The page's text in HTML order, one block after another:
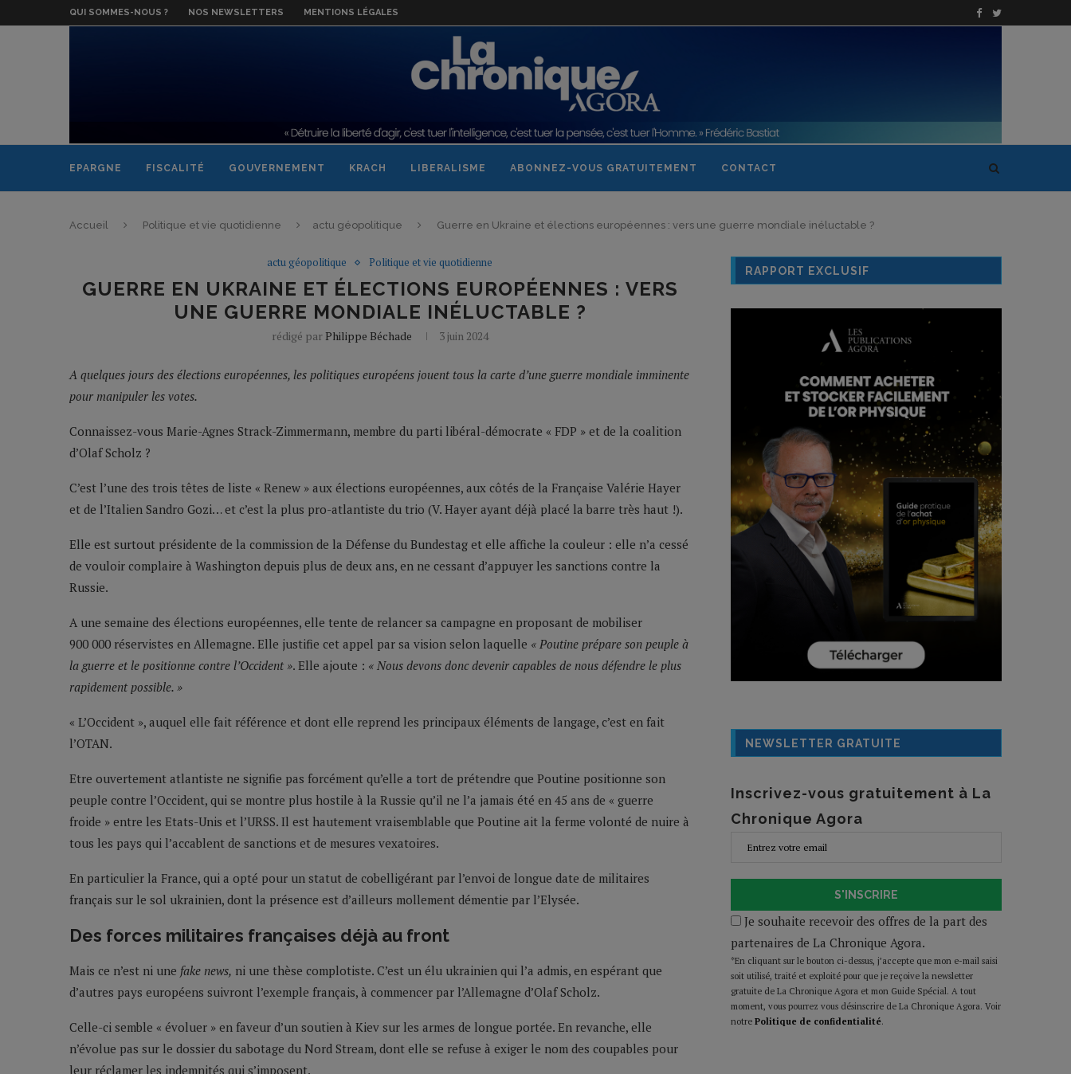
QUI SOMMES-NOUS ? NOS NEWSLETTERS MENTIONS LÉGALES
EPARGNE FISCALITÉ GOUVERNEMENT KRACH LIBERALISME ABONNEZ-VOUS GRATUITEMENT CONTACT
Accueil Politique et vie quotidienne actu géopolitique Guerre en Ukraine et élections européennes : vers une guerre mondiale inéluctable ?
actu géopolitique Politique et vie quotidienne
GUERRE EN UKRAINE ET ÉLECTIONS EUROPÉENNES : VERS
UNE GUERRE MONDIALE INÉLUCTABLE ?
rédigé par Philippe Béchade 3 juin 2024
A quelques jours des élections européennes, les politiques européens jouent tous la carte d’une guerre mondiale imminente
pour manipuler les votes.
Connaissez-vous Marie-Agnes Strack-Zimmermann, membre du parti libéral-démocrate « FDP » et de la coalition
d’Olaf Scholz ?
C’est l’une des trois têtes de liste « Renew » aux élections européennes, aux côtés de la Française Valérie Hayer
et de l’Italien Sandro Gozi… et c’est la plus pro-atlantiste du trio (V. Hayer ayant déjà placé la barre très haut !).
Elle est surtout présidente de la commission de la Défense du Bundestag et elle affiche la couleur : elle n’a cessé
de vouloir complaire à Washington depuis plus de deux ans, en ne cessant d’appuyer les sanctions contre la
Russie.
A une semaine des élections européennes, elle tente de relancer sa campagne en proposant de mobiliser
900 000 réservistes en Allemagne. Elle justifie cet appel par sa vision selon laquelle « Poutine prépare son peuple à
la guerre et le positionne contre l’Occident ». Elle ajoute : « Nous devons donc devenir capables de nous défendre le plus
rapidement possible. »
« L’Occident », auquel elle fait référence et dont elle reprend les principaux éléments de langage, c’est en fait
l’OTAN.
Etre ouvertement atlantiste ne signifie pas forcément qu’elle a tort de prétendre que Poutine positionne son
peuple contre l’Occident, qui se montre plus hostile à la Russie qu’il ne l’a jamais été en 45 ans de « guerre
froide » entre les Etats-Unis et l’URSS. Il est hautement vraisemblable que Poutine ait la ferme volonté de nuire à
tous les pays qui l’accablent de sanctions et de mesures vexatoires.
En particulier la France, qui a opté pour un statut de cobelligérant par l’envoi de longue date de militaires
français sur le sol ukrainien, dont la présence est d’ailleurs mollement démentie par l’Elysée.
Des forces militaires françaises déjà au front
Mais ce n’est ni une fake news, ni une thèse complotiste. C’est un élu ukrainien qui l’a admis, en espérant que
d’autres pays européens suivront l’exemple français, à commencer par l’Allemagne d’Olaf Scholz.
Celle-ci semble « évoluer » en faveur d’un soutien à Kiev sur les armes de longue portée. En revanche, elle
n’évolue pas sur le dossier du sabotage du Nord Stream, dont elle se refuse à exiger le nom des coupables pour
leur réclamer les indemnités qui s’imposent.
RAPPORT EXCLUSIF
NEWSLETTER GRATUITE
Inscrivez-vous gratuitement à La
Chronique Agora
S'INSCRIRE
Je souhaite recevoir des offres de la part des
partenaires de La Chronique Agora.
*En cliquant sur le bouton ci-dessus, j’accepte que mon e-mail saisi
soit utilisé, traité et exploité pour que je reçoive la newsletter
gratuite de La Chronique Agora et mon Guide Spécial. A tout
moment, vous pourrez vous désinscrire de La Chronique Agora. Voir
notre Politique de confidentialité.